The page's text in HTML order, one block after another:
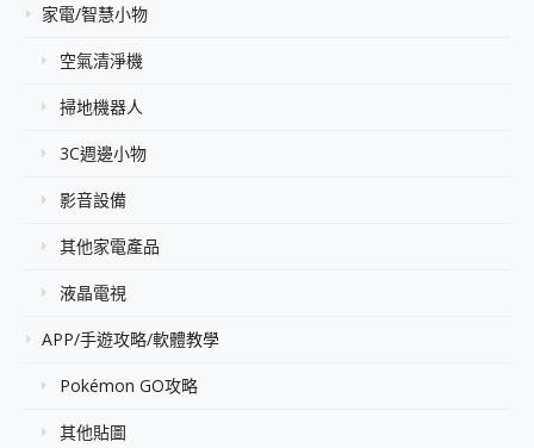
家電/智慧小物
空氣清淨機
掃地機器人
3C週邊小物
影音設備
其他家電產品
液晶電視
APP/手遊攻略/軟體教學
Pokémon GO攻略
其他貼圖